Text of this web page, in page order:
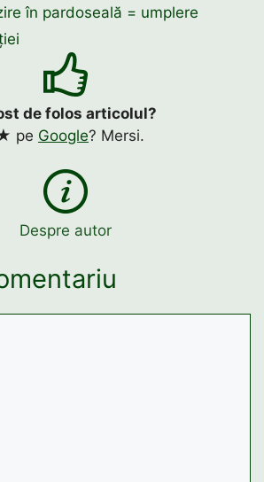
în pardoseală = umplere
de folos articolul?
pe Google? Mersi.
Despre autor